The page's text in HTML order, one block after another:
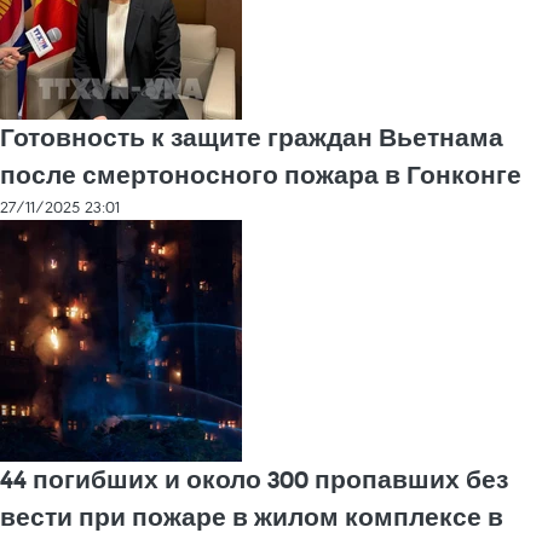
Готовность к защите граждан Вьетнама
после смертоносного пожара в Гонконге
27/11/2025 23:01
44 погибших и около 300 пропавших без
вести при пожаре в жилом комплексе в